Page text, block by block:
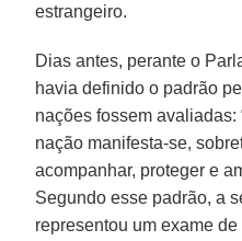
estrangeiro.
Dias antes, perante o
havia definido o padrão
nações fossem avaliadas:
nação manifesta-se,
acompanhar, proteger e
Segundo esse padrão, a
representou um exame